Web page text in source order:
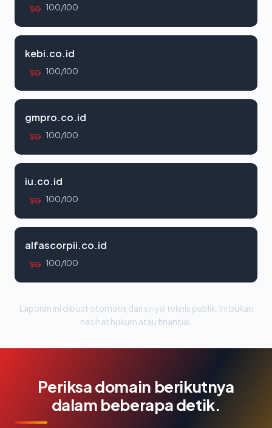
SG 100/100
kebi.co.id
SG 100/100
gmpro.co.id
SG 100/100
iu.co.id
SG 100/100
alfascorpii.co.id
SG 100/100
Laporan ini dibuat otomatis dari sinyal teknis publik. Ini bukan
nasihat hukum atau finansial.
Periksa domain berikutnya
dalam beberapa detik.